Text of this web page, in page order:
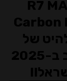
R7
Carbon
של
ארה”ב ב-2025